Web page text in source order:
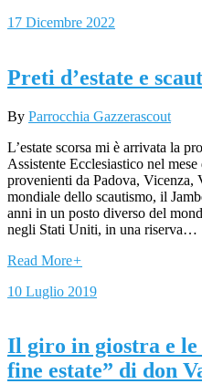
17 Dicembre 2022
Preti d’estate e
By Parrocchia Gazzerascout
L’estate scorsa mi è arrivata la
Assistente Ecclesiastico nel
provenienti da Padova, Vicenza,
mondiale dello scautismo, il
anni in un posto diverso del
negli Stati Uniti, in una riserva…
Read More+
10 Luglio 2019
Il giro in giostra e
fine estate” di don